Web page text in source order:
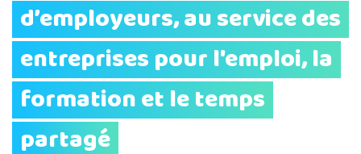
d’employeurs, au service des
entreprises pour l'emploi, la
formation et le temps
partagé